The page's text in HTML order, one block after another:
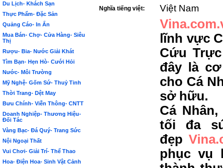
Du Lịch- Khách Sạn
Thực Phẩm- Đặc Sản
Quảng Cáo- In Ấn
Mua Bán- Chợ- Cửa Hàng- Siêu
Thị
Rượu- Bia- Nước Giải Khát
Tìm Bạn- Hẹn Hò- Cưới Hỏi
Nước- Môi Trường
Mỹ Nghệ- Gốm Sứ- Thuỷ Tinh
Thời Trang- Dệt May
Bưu Chính- Viễn Thông- CNTT
Doanh Nghiệp- Thương Hiệu-
Đối Tác
Vàng Bạc- Đá Quý- Trang Sức
Nội Ngoại Thất
Vui Chơi- Giải Trí- Thể Thao
Hoa- Điện Hoa- Sinh Vật Cảnh
Nghĩa tiếng việt: Việt Nam
lĩnh vực
Cứu
đây là
cho Cá
sở hữu.
Cá
tối đa
đẹp
phục vụ